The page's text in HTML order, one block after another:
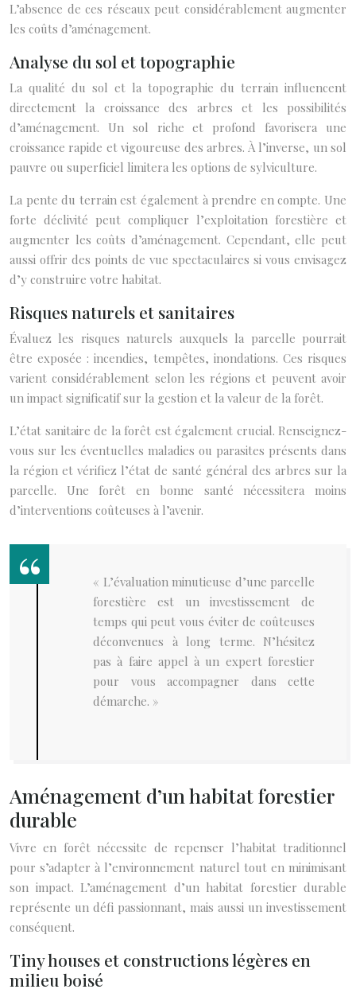
L’absence de ces réseaux peut considérablement augmenter
les coûts d’aménagement.
Analyse du sol et topographie
La qualité du sol et la topographie du terrain influencent
directement la croissance des arbres et les possibilités
d’aménagement. Un sol riche et profond favorisera une
croissance rapide et vigoureuse des arbres. À l’inverse, un sol
pauvre ou superficiel limitera les options de sylviculture.
La pente du terrain est également à prendre en compte. Une
forte déclivité peut compliquer l’exploitation forestière et
augmenter les coûts d’aménagement. Cependant, elle peut
aussi offrir des points de vue spectaculaires si vous envisagez
d’y construire votre habitat.
Risques naturels et sanitaires
Évaluez les risques naturels auxquels la parcelle pourrait
être exposée : incendies, tempêtes, inondations. Ces risques
varient considérablement selon les régions et peuvent avoir
un impact significatif sur la gestion et la valeur de la forêt.
L’état sanitaire de la forêt est également crucial. Renseignez-
vous sur les éventuelles maladies ou parasites présents dans
la région et vérifiez l’état de santé général des arbres sur la
parcelle. Une forêt en bonne santé nécessitera moins
d’interventions coûteuses à l’avenir.
« L’évaluation minutieuse d’une parcelle
forestière est un investissement de
temps qui peut vous éviter de coûteuses
déconvenues à long terme. N’hésitez
pas à faire appel à un expert forestier
pour vous accompagner dans cette
démarche. »
Aménagement d’un habitat forestier
durable
Vivre en forêt nécessite de repenser l’habitat traditionnel
pour s’adapter à l’environnement naturel tout en minimisant
son impact. L’aménagement d’un habitat forestier durable
représente un défi passionnant, mais aussi un investissement
conséquent.
Tiny houses et constructions légères en
milieu boisé